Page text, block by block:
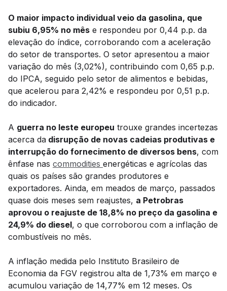
O maior impacto individual veio da gasolina, que
subiu 6,95% no mês e respondeu por 0,44 p.p. da
elevação do índice, corroborando com a aceleração
do setor de transportes. O setor apresentou a maior
variação do mês (3,02%), contribuindo com 0,65 p.p.
do IPCA, seguido pelo setor de alimentos e bebidas,
que acelerou para 2,42% e respondeu por 0,51 p.p.
do indicador.
A guerra no leste europeu trouxe grandes incertezas
acerca da disrupção de novas cadeias produtivas e
interrupção do fornecimento de diversos bens, com
ênfase nas commodities energéticas e agrícolas das
quais os países são grandes produtores e
exportadores. Ainda, em meados de março, passados
quase dois meses sem reajustes, a Petrobras
aprovou o reajuste de 18,8% no preço da gasolina e
24,9% do diesel, o que corroborou com a inflação de
combustíveis no mês.
A inflação medida pelo Instituto Brasileiro de
Economia da FGV registrou alta de 1,73% em março e
acumulou variação de 14,77% em 12 meses. Os